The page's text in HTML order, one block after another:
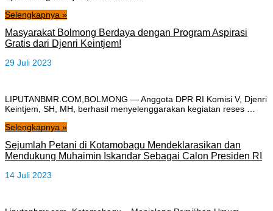
Selengkapnya »
Masyarakat Bolmong Berdaya dengan Program Aspirasi
Gratis dari Djenri Keintjem!
29 Juli 2023
LIPUTANBMR.COM,BOLMONG — Anggota DPR RI Komisi V, Djenri
Keintjem, SH, MH, berhasil menyelenggarakan kegiatan reses …
Selengkapnya »
Sejumlah Petani di Kotamobagu Mendeklarasikan dan
Mendukung Muhaimin Iskandar Sebagai Calon Presiden RI
14 Juli 2023